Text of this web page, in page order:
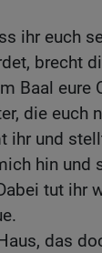
ihr euch
brecht
Baal eure
die euch
ihr und
hin und
tut ihr
das